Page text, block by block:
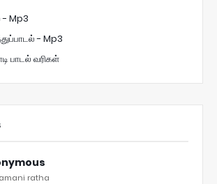
- Mp3
- Mp3
பாடல் வரிகள்
ratha